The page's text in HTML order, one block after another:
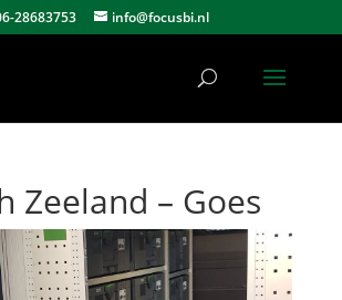
28683753 info@focusbi.nl
Zeeland – Goes